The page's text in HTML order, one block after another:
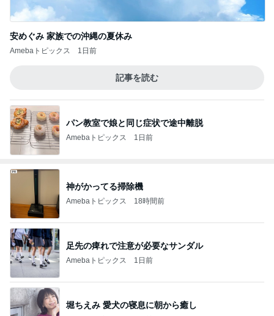
安めぐみ 家族での沖縄の夏休み
Amebaトピックス 1日前
記事を読む
パン教室で娘と同じ症状で途中離脱
Amebaトピックス 1日前
神がかってる掃除機
Amebaトピックス 18時間前
足先の痺れで注意が必要なサンダル
Amebaトピックス 1日前
堀ちえみ 愛犬の寝息に朝から癒し